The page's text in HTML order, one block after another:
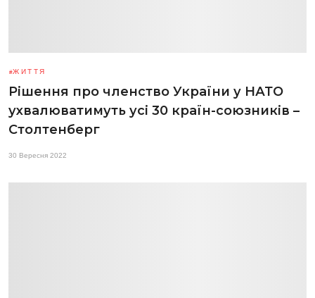
ЖИТТЯ
Рішення про членство України у НАТО
ухвалюватимуть усі 30 країн-союзників –
Столтенберг
30 Вересня 2022